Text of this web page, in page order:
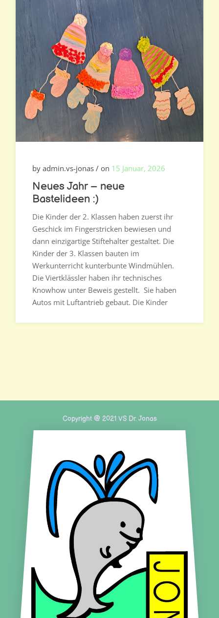
by admin.vs-jonas / on 15 Januar, 2026
Neues Jahr – neue
Bastelideen :)
Die Kinder der 2. Klassen haben zuerst ihr
Geschick im Fingerstricken bewiesen und
dann einzigartige Stiftehalter gestaltet. Die
Kinder der 3. Klassen bauten im
Werkunterricht kunterbunte Windmühlen.
Die Viertklässler haben ihr technisches
Knowhow unter Beweis gestellt. Sie haben
Autos mit Luftantrieb gebaut. Die Kinder
Copyright @ 2021 VS Dr. Jonas